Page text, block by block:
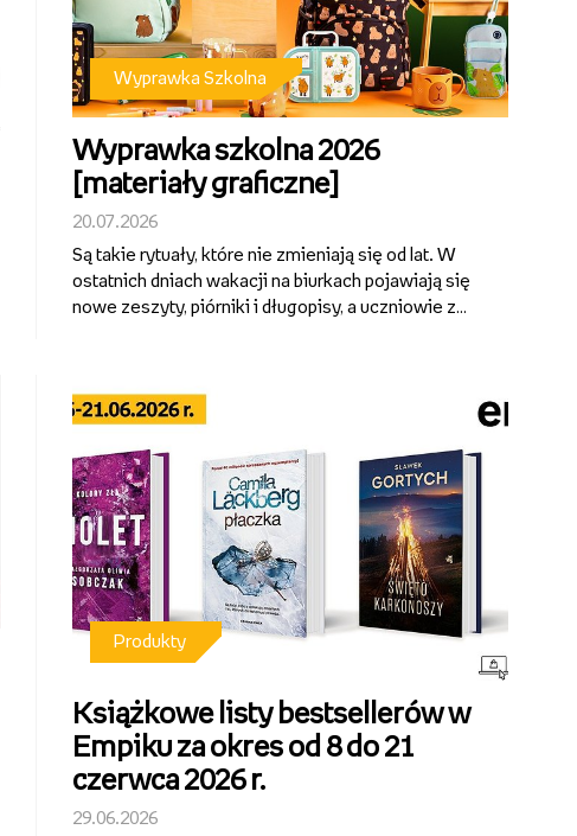
Wyprawka Szkolna
Wyprawka szkolna 2026
[materiały graficzne]
20.07.2026
Są takie rytuały, które nie zmieniają się od lat. W
ostatnich dniach wakacji na biurkach pojawiają się
nowe zeszyty, piórniki i długopisy, a uczniowie z
Produkty
Książkowe listy bestsellerów w
Empiku za okres od 8 do 21
czerwca 2026 r.
29.06.2026